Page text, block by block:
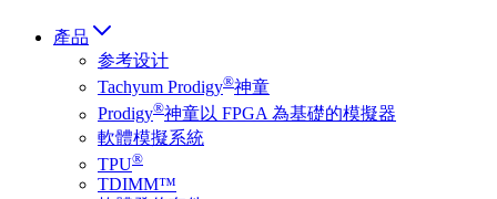
產品
参考设计
Tachyum Prodigy®神童
Prodigy®神童以 FPGA 為基礎的模擬器
軟體模擬系統
TPU®
TDIMM™